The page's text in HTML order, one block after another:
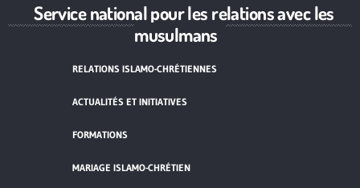
Service national pour les relations avec les
musulmans
RELATIONS ISLAMO-CHRÉTIENNES
ACTUALITÉS ET INITIATIVES
FORMATIONS
MARIAGE ISLAMO-CHRÉTIEN